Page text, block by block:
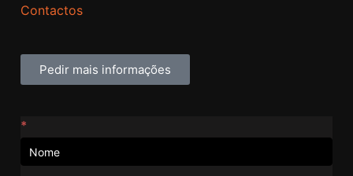
Contactos
Pedir mais informações
Contactos
*